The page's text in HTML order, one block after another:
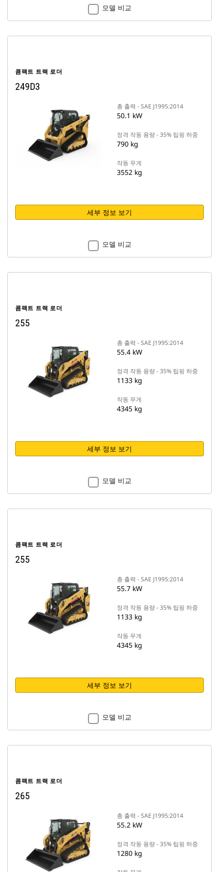
모델 비교
콤팩트 트랙 로더
249D3
총 출력 - SAE J1995:2014
50.1 kW
정격 작동 용량 - 35% 팁핑 하중
790 kg
작동 무게
3552 kg
세부 정보 보기
모델 비교
콤팩트 트랙 로더
255
총 출력 - SAE J1995:2014
55.4 kW
정격 작동 용량 - 35% 팁핑 하중
1133 kg
작동 무게
4345 kg
세부 정보 보기
모델 비교
콤팩트 트랙 로더
255
총 출력 - SAE J1995:2014
55.7 kW
정격 작동 용량 - 35% 팁핑 하중
1133 kg
작동 무게
4345 kg
세부 정보 보기
모델 비교
콤팩트 트랙 로더
265
총 출력 - SAE J1995:2014
55.2 kW
정격 작동 용량 - 35% 팁핑 하중
1280 kg